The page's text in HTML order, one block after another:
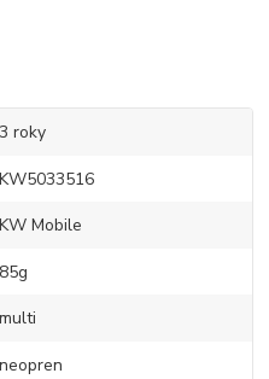
3 roky
KW5033516
KW Mobile
85g
multi
neopren